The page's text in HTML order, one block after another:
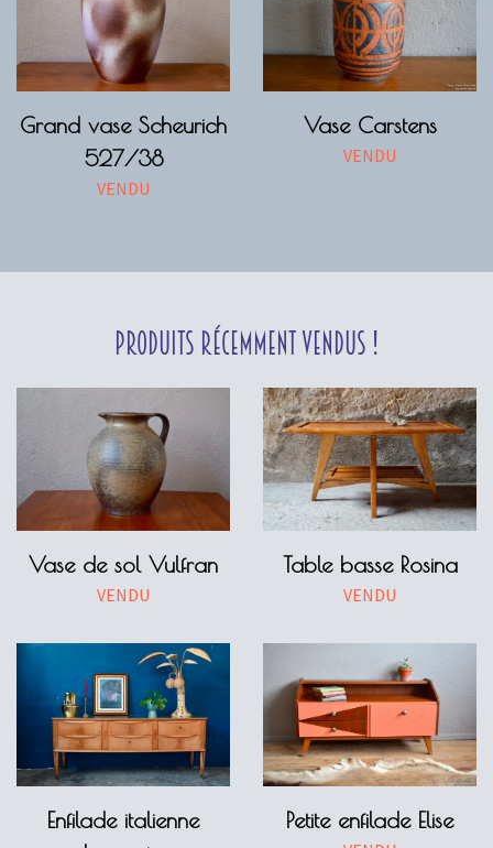
Grand vase Scheurich
527/38
VENDU
Vase Carstens
VENDU
Produits récemment vendus !
Vase de sol Vulfran
VENDU
Table basse Rosina
VENDU
Enfilade italienne
Petite enfilade Elise